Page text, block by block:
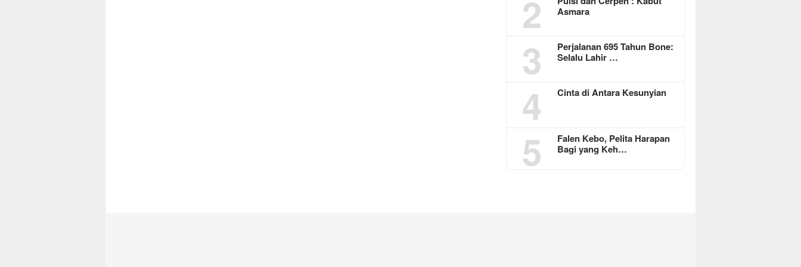
2
Asmara
3
Perjalanan 695 Tahun Bone:
Selalu Lahir …
4 Cinta di Antara Kesunyian
5
Falen Kebo, Pelita Harapan
Bagi yang Keh…